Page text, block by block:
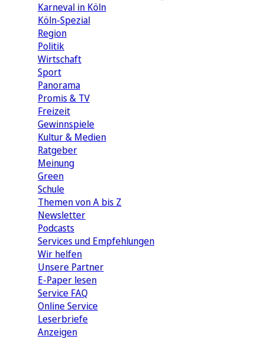
Karneval in Köln
Köln-Spezial
Region
Politik
Wirtschaft
Sport
Panorama
Promis & TV
Freizeit
Gewinnspiele
Kultur & Medien
Ratgeber
Meinung
Green
Schule
Themen von A bis Z
Newsletter
Podcasts
Services und Empfehlungen
Wir helfen
Unsere Partner
E-Paper lesen
Service FAQ
Online Service
Leserbriefe
Anzeigen